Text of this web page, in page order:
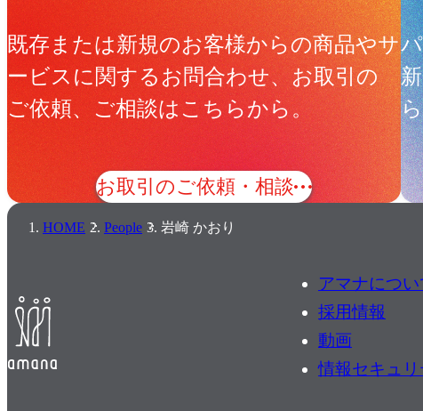
既存または新規のお客様からの商品やサ
ービスに関するお問合わせ、お取引の
ご依頼、ご相談はこちらから。
お取引のご依頼・相談
HOME People 岩崎 かおり
アマナについ
採用情報
動画
情報セキュリ